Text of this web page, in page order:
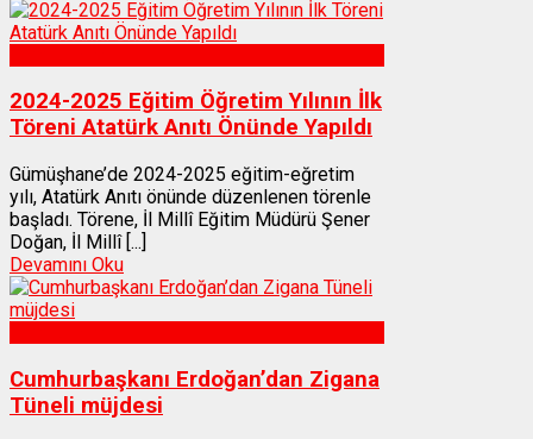
2024-2025 Eğitim Öğretim Yılının İlk
Töreni Atatürk Anıtı Önünde Yapıldı
Gümüşhane’de 2024-2025 eğitim-eğretim
yılı, Atatürk Anıtı önünde düzenlenen törenle
başladı. Törene, İl Millî Eğitim Müdürü Şener
Doğan, İl Millî [...]
Devamını Oku
Cumhurbaşkanı Erdoğan’dan Zigana
Tüneli müjdesi